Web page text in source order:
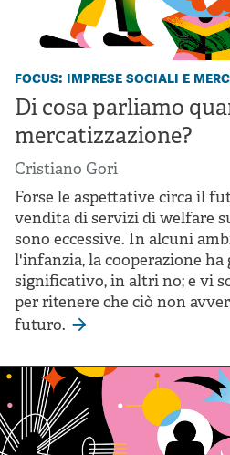
focus: imprese sociali e
Di cosa parliamo
mercatizzazione?
Cristiano Gori
Forse le aspettative circa il
vendita di servizi di welfare
sono eccessive. In alcuni
l'infanzia, la cooperazione ha
significativo, in altri no; e vi
per ritenere che ciò non
futuro.